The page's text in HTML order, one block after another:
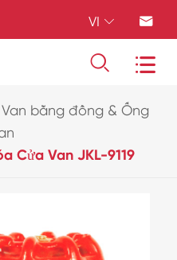
VI  
 
Van bằng đồng & Ống
Cửa Van JKL-9119